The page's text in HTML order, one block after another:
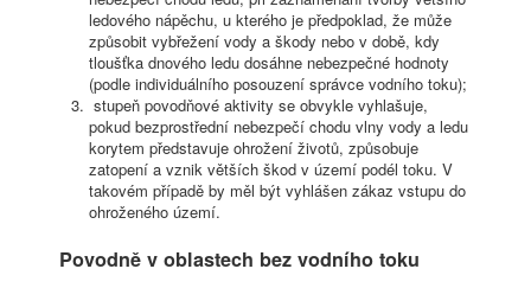
ledového nápěchu, u kterého je předpoklad, že může
způsobit vybřežení vody a škody nebo v době, kdy
tloušťka dnového ledu dosáhne nebezpečné hodnoty
(podle individuálního posouzení správce vodního toku);
stupeň povodňové aktivity se obvykle vyhlašuje,
pokud bezprostřední nebezpečí chodu vlny vody a ledu
korytem představuje ohrožení životů, způsobuje
zatopení a vznik větších škod v území podél toku. V
takovém případě by měl být vyhlášen zákaz vstupu do
ohroženého území.
Povodně v oblastech bez vodního toku